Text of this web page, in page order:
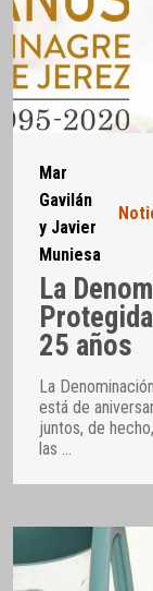
Mar
Gavilán
y Javier
Muniesa
La
25 años
La
está de
juntos, de
las